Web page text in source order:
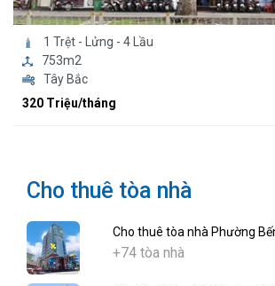
1 Trệt - Lửng - 4 Lầu
753m2
Tây Bắc
320 Triệu/tháng
Cho thuê tòa nhà
Cho thuê tòa nhà Phường
+74 tòa nhà